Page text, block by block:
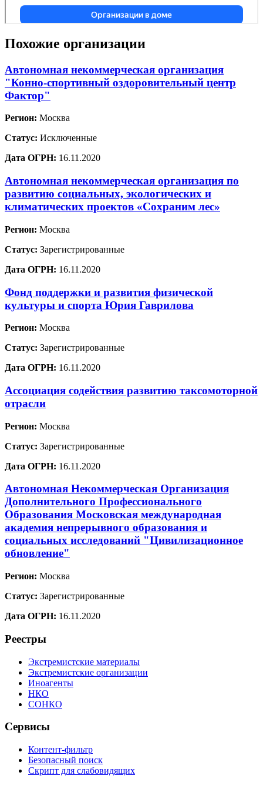
Похожие организации
Автономная некоммерческая организация
"Конно-спортивный оздоровительный центр
Фактор"
Регион: Москва
Статус: Исключенные
Дата ОГРН: 16.11.2020
Автономная некоммерческая организация по
развитию социальных, экологических и
климатических проектов «Сохраним лес»
Регион: Москва
Статус: Зарегистрированные
Дата ОГРН: 16.11.2020
Фонд поддержки и развития физической
культуры и спорта Юрия Гаврилова
Регион: Москва
Статус: Зарегистрированные
Дата ОГРН: 16.11.2020
Ассоциация содействия развитию таксомоторной
отрасли
Регион: Москва
Статус: Зарегистрированные
Дата ОГРН: 16.11.2020
Автономная Некоммерческая Организация
Дополнительного Профессионального
Образования Московская международная
академия непрерывного образования и
социальных исследований "Цивилизационное
обновление"
Регион: Москва
Статус: Зарегистрированные
Дата ОГРН: 16.11.2020
Реестры
Экстремистские материалы
Экстремистские организации
Иноагенты
НКО
СОНКО
Сервисы
Контент-фильтр
Безопасный поиск
Скрипт для слабовидящих